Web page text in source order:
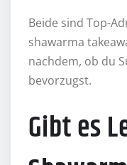
Beide sind Top-
shawarma
nachdem, ob du
bevorzugst.
Gibt es